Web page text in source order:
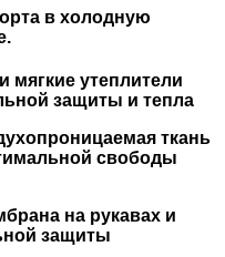
в холодную
мягкие утеплители
защиты и тепла
ткань
свободы
на рукавах и
защиты